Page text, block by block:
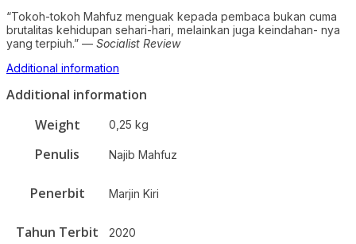
“Tokoh-tokoh Mahfuz menguak kepada pembaca bukan cuma
brutalitas kehidupan sehari-hari, melainkan juga keindahan- nya
yang terpiuh.” — Socialist Review
Additional information
Additional information
Weight
0,25 kg
Penulis Najib Mahfuz
Penerbit Marjin Kiri
Tahun Terbit 2020